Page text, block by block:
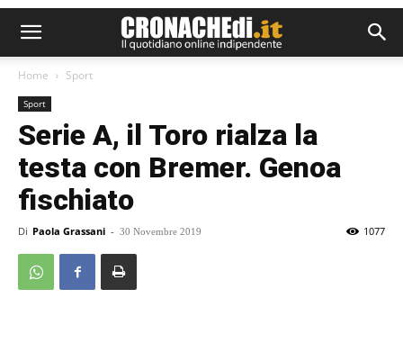
Home Sport
Sport
Serie A, il Toro rialza la
testa con Bremer. Genoa
fischiato
Di Paola Grassani - 30 Novembre 2019 1077